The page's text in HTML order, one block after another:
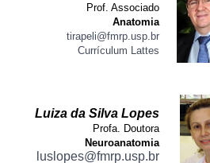
Prof. Associado
Anatomia
tirapeli@fmrp.usp.br
Currículum Lattes
Luiza da Silva Lopes
Profa. Doutora
Neuroanatomia
luslopes@fmrp.usp.br